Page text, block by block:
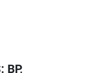
BP,